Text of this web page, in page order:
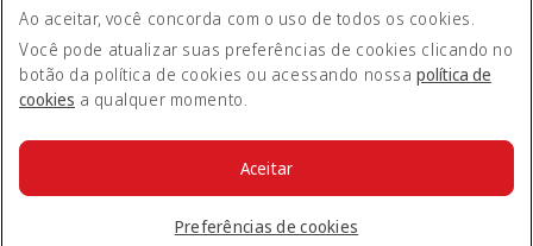
Mapa do site
ANAC reguladosANAC regulados Opens an external link in
a new tab
Desempenho de pontualidade
Envie uma sugestão ou reclamação
Opens an external link in a new tab
© 2026 Grupo Emirates. Todos os direitos reservados.
Ao aceitar, você concorda com o uso de todos os cookies.
Você pode atualizar suas preferências de cookies clicando no
botão da política de cookies ou acessando nossa política de
cookies a qualquer momento.
Preferências de cookies
Aceitar